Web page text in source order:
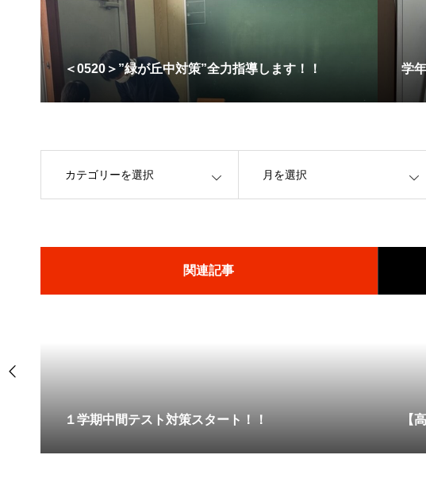
＜0520＞”緑が丘中対策”全力指導します！！ 学
関連記事
１学期中間テスト対策スタート！！ 【
≪0606≫🌟6月限定キャンペーン実施中🌟 受